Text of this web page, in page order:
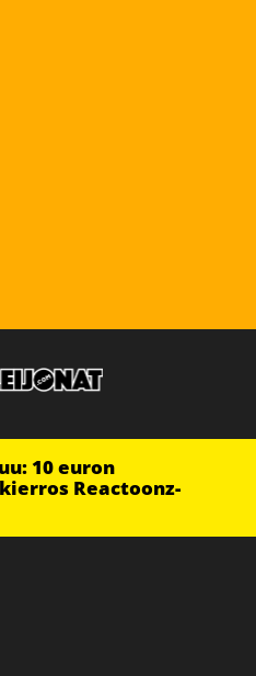
10 euron
Reactoonz-